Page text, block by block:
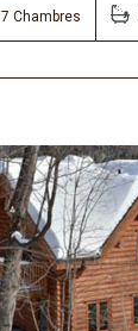
7 Chambres